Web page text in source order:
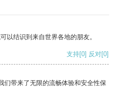
以结识到来自世界各地的朋友。
支持[0] 反对[0]
们带来了无限的流畅体验和安全性保